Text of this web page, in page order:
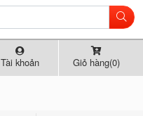
Tài khoản Giỏ hàng(0)